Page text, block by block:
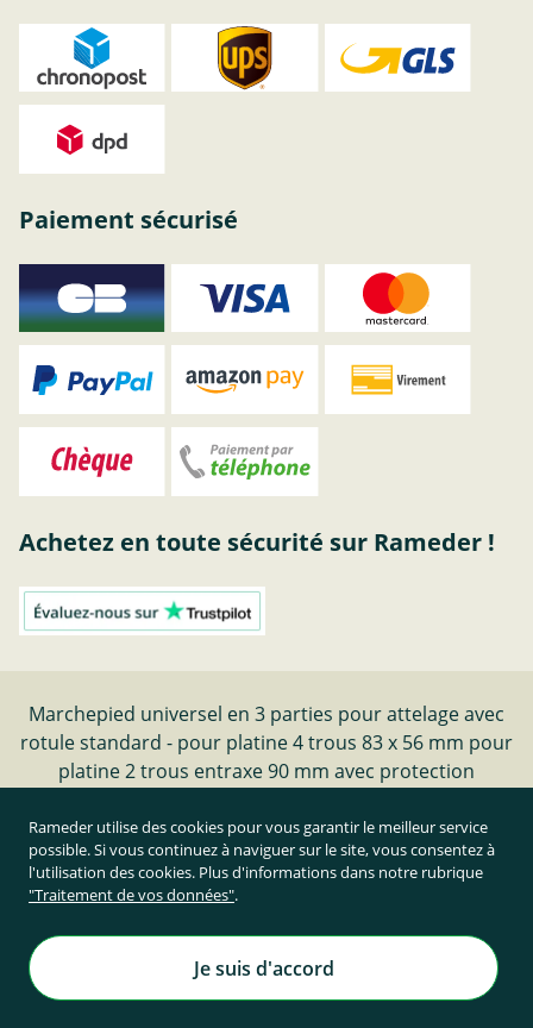
Paiement sécurisé
Achetez en toute sécurité sur Rameder !
Marchepied universel en 3 parties pour attelage avec
rotule standard - pour platine 4 trous 83 x 56 mm pour
platine 2 trous entraxe 90 mm avec protection
Résilier le contrat
Prix TTC et hors frais de port
Rameder Attelage France
Tous droits réservés. | © Copyright 1995-2026
Rameder utilise des cookies pour vous garantir le meilleur service
possible. Si vous continuez à naviguer sur le site, vous consentez à
l'utilisation des cookies. Plus d'informations dans notre rubrique
"Traitement de vos données".
Je suis d'accord